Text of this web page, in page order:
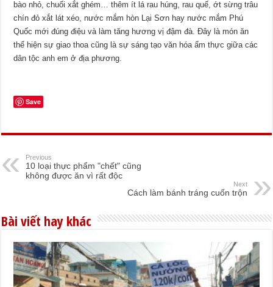
bào nhỏ, chuối xắt ghém… thêm ít lá rau húng, rau quế, ớt sừng trâu
chín đỏ xắt lát xéo, nước mắm hòn Lại Sơn hay nước mắm Phú
Quốc mới đúng điệu và làm tăng hương vị đậm đà. Đây là món ăn
thể hiện sự giao thoa cũng là sự sáng tạo văn hóa ẩm thực giữa các
dân tộc anh em ở địa phương.
Save
Previous
10 loại thực phẩm "chết" cũng
không được ăn vì rất độc
Next
Cách làm bánh tráng cuốn trộn
Bài viết hay khác